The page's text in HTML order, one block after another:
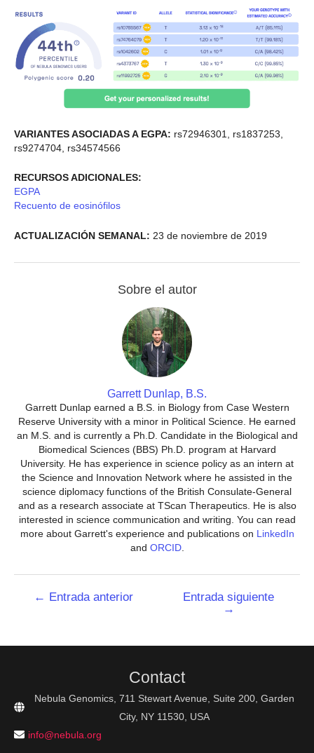
VARIANTES ASOCIADAS A EGPA: rs72946301, rs1837253,
rs9274704, rs34574566
RECURSOS ADICIONALES:
EGPA
Recuento de eosinófilos
ACTUALIZACIÓN SEMANAL: 23 de noviembre de 2019
Sobre el autor
Garrett Dunlap, B.S.
Garrett Dunlap earned a B.S. in Biology from Case Western
Reserve University with a minor in Political Science. He earned
an M.S. and is currently a Ph.D. Candidate in the Biological and
Biomedical Sciences (BBS) Ph.D. program at Harvard
University. He has experience in science policy as an intern at
the Science and Innovation Network where he assisted in the
science diplomacy functions of the British Consulate-General
and as a research associate at TScan Therapeutics. He is also
interested in science communication and writing. You can read
more about Garrett's experience and publications on LinkedIn
and ORCID.
Navegación
← Entrada anterior
Entrada siguiente
→
Contact
Nebula Genomics, 711 Stewart Avenue, Suite 200, Garden
City, NY 11530, USA
info@nebula.org